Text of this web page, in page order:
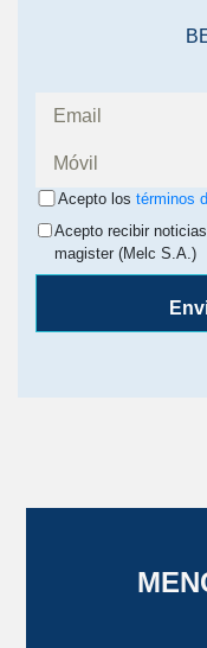
Acepto los términos
Acepto recibir
magister (Melc S.A.)